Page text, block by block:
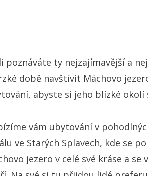
poznáváte ty nejzajímavější a
době navštívit Máchovo
abyste si jeho blízké
vám ubytování v
ve Starých Splavech, kde se
jezero v celé své kráse a